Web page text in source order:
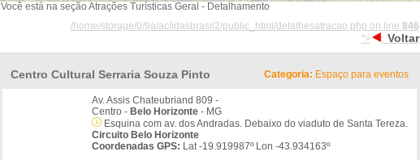
Você está na seção Atrações Turísticas Geral - Detalhamento
/home/storage/0/9a/ac/idasbrasil2/public_html/detalhesatracao.php on line 846
">
Voltar
Centro Cultural Serraria Souza Pinto Categoria: Espaço para eventos
Av. Assis Chateubriand 809 -
Centro - Belo Horizonte - MG
Esquina com av. dos Andradas. Debaixo do viaduto de Santa Tereza.
Circuito Belo Horizonte
Coordenadas GPS: Lat -19.919987º Lon -43.934163º